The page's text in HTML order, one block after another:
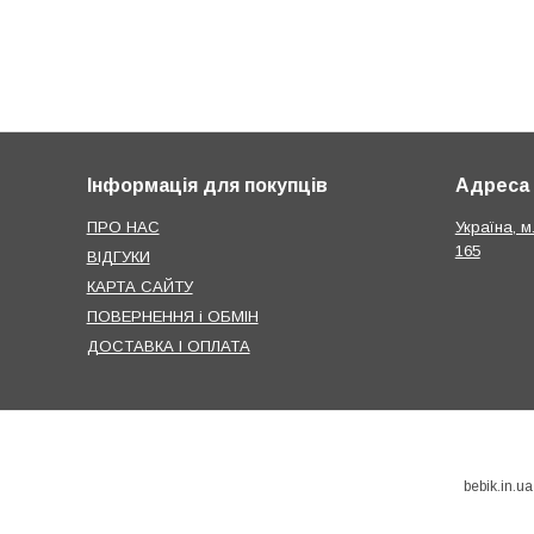
Інформація для покупців
ПРО НАС
ВІДГУКИ
КАРТА САЙТУ
ПОВЕРНЕННЯ і ОБМІН
ДОСТАВКА І ОПЛАТА
Адреса
Україна,
165